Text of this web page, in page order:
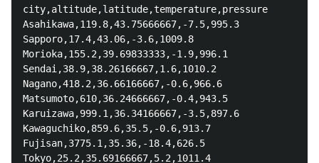
city,altitude,latitude,temperature,pressure
Asahikawa,119.8,43.75666667,-7.5,995.3
Sapporo,17.4,43.06,-3.6,1009.8
Morioka,155.2,39.69833333,-1.9,996.1
Sendai,38.9,38.26166667,1.6,1010.2
Nagano,418.2,36.66166667,-0.6,966.6
Matsumoto,610,36.24666667,-0.4,943.5
Karuizawa,999.1,36.34166667,-3.5,897.6
Kawaguchiko,859.6,35.5,-0.6,913.7
Fujisan,3775.1,35.36,-18.4,626.5
Tokyo,25.2,35.69166667,5.2,1011.4